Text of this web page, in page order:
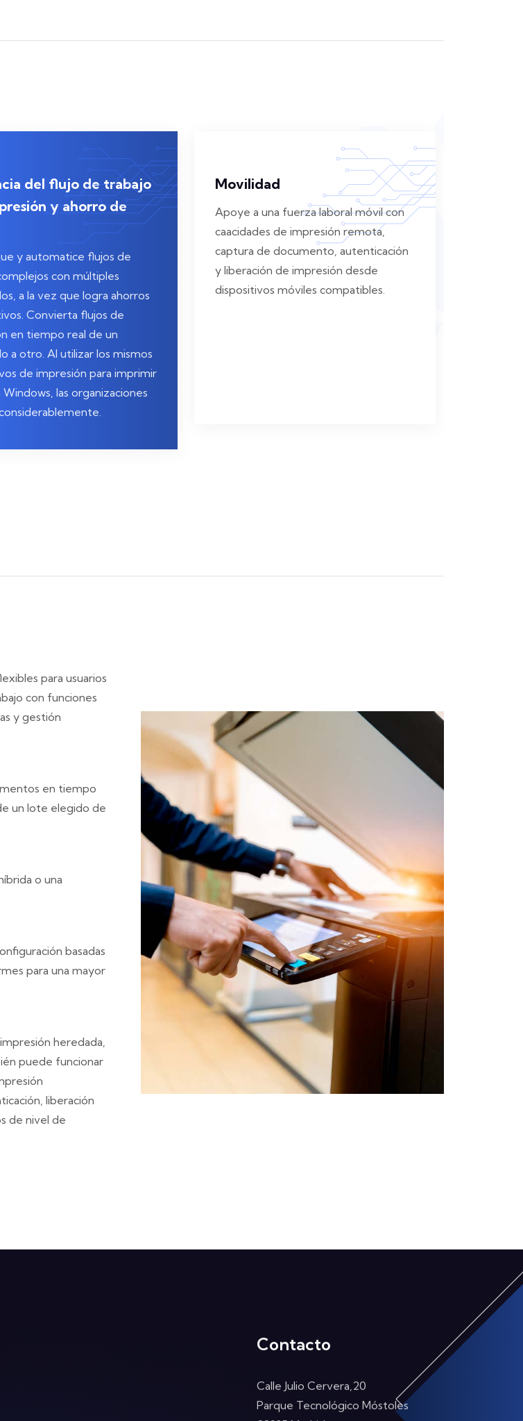
del flujo de trabajo
y ahorro de
y automatice flujos de
con múltiples
a la vez que logra ahorros
Convierta flujos de
en tiempo real de un
a otro. Al utilizar los mismos
de impresión para imprimir
Windows, las organizaciones
Movilidad
Apoye a una fuerza laboral móvil con
caacidades de impresión remota,
captura de documento, autenticación
y liberación de impresión desde
dispositivos móviles compatibles.
para usuarios
con funciones
y gestión
en tiempo
un lote elegido de
o una
basadas
para una mayor
heredada,
puede funcionar
liberación
de nivel de
Contacto
Calle Julio Cervera,20
Parque Tecnológico Móstoles